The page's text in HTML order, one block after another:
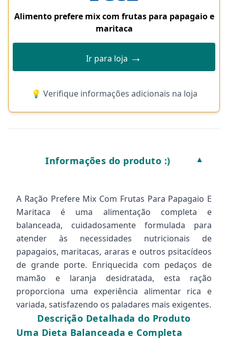
Alimento prefere mix com frutas para papagaio e
maritaca
Ir para loja →
💡 Verifique informações adicionais na loja
Informações do produto :) ▼
A Ração Prefere Mix Com Frutas Para Papagaio E
Maritaca é uma alimentação completa e
balanceada, cuidadosamente formulada para
atender às necessidades nutricionais de
papagaios, maritacas, araras e outros psitacídeos
de grande porte. Enriquecida com pedaços de
mamão e laranja desidratada, esta ração
proporciona uma experiência alimentar rica e
variada, satisfazendo os paladares mais exigentes.
Descrição Detalhada do Produto
Uma Dieta Balanceada e Completa